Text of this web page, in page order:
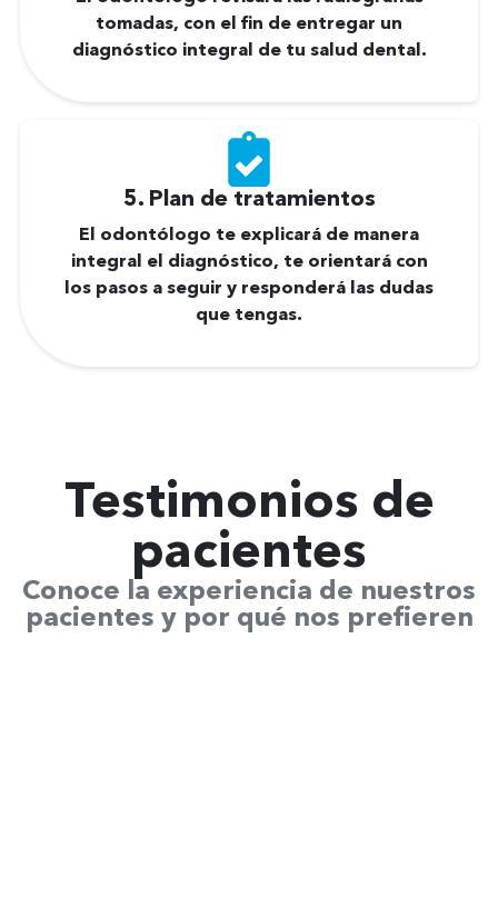
tomadas, con el fin de entregar un
diagnóstico integral de tu salud dental.
5. Plan de tratamientos
El odontólogo te explicará de manera
integral el diagnóstico, te orientará con
los pasos a seguir y responderá las dudas
que tengas.
Testimonios de
pacientes
Conoce la experiencia de nuestros
pacientes y por qué nos prefieren